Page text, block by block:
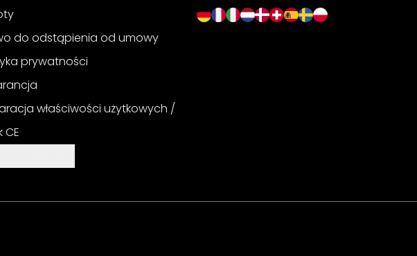
do odstąpienia od umowy
prywatności
właściwości użytkowych /
CE